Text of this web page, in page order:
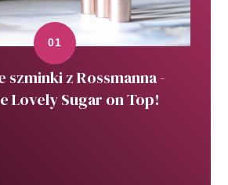
szminki z Rossmanna -
Lovely Sugar on Top!